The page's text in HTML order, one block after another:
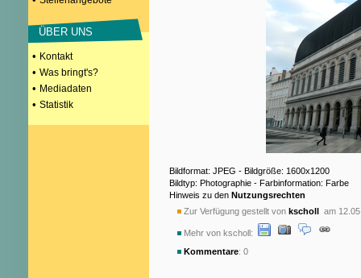
ÜBER UNS
• Kontakt
• Was bringt's?
• Mediadaten
• Statistik
Bildformat: JPEG - Bildgröße: 1600x1200
Bildtyp: Photographie - Farbinformation: Farbe
Hinweis zu den Nutzungsrechten
Zur Verfügung gestellt von kscholl am
Mehr von kscholl:
Kommentare: 0